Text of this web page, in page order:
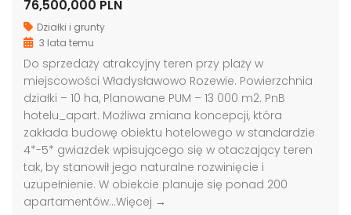
76,500,000 PLN
Działki i grunty
3 lata temu
Do sprzedaży atrakcyjny teren przy plaży w
miejscowości Władysławowo Rozewie. Powierzchnia
działki – 10 ha, Planowane PUM – 13 000 m2. PnB
hotelu_apart. Możliwa zmiana koncepcji, która
zakłada budowę obiektu hotelowego w standardzie
4*-5* gwiazdek wpisującego się w otaczający teren
tak, by stanowił jego naturalne rozwinięcie i
uzupełnienie. W obiekcie planuje się ponad 200
apartamentów…Więcej →
Grunt pod biurowiec, akademik, hotel, Warszawa
PLN
Grunt pod budowę, blisko metra, Warszawa
4,000,000 PLN